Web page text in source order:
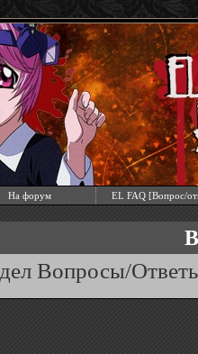
На форум EL FAQ [Вопрос/
Вопросы/